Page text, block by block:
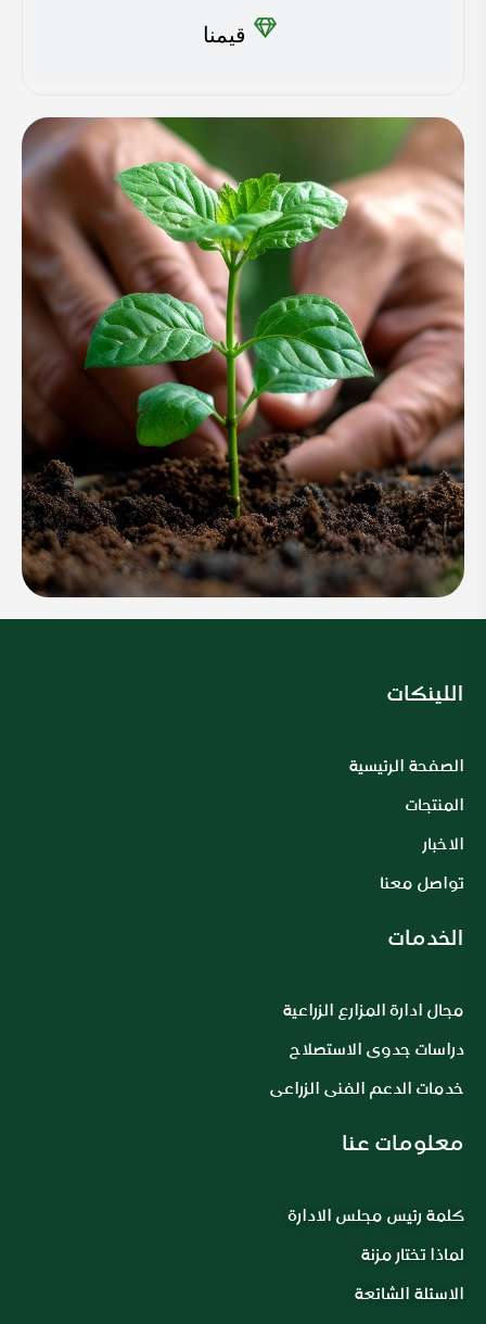
قيمنا
اللينكات
الصفحة الرئيسية
المنتجات
الاخبار
تواصل معنا
الخدمات
مجال ادارة المزارع الزراعية
دراسات جدوى الاستصلاح
خدمات الدعم الفنى الزراعى
معلومات عنا
كلمة رئيس مجلس الادارة
لماذا تختار مزنة
الاسئلة الشائعة